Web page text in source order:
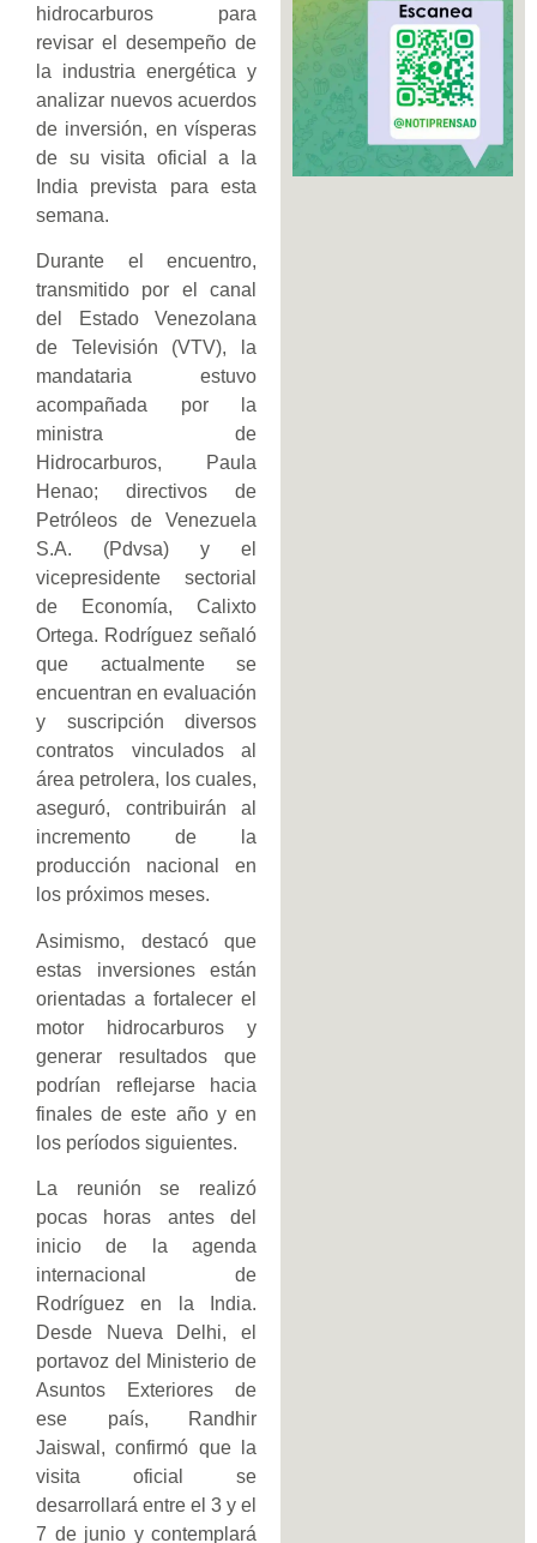
hidrocarburos para
revisar el desempeño de
la industria energética y
analizar nuevos acuerdos
de inversión, en vísperas
de su visita oficial a la
India prevista para esta
semana.
Durante el encuentro,
transmitido por el canal
del Estado Venezolana
de Televisión (VTV), la
mandataria estuvo
acompañada por la
ministra de
Hidrocarburos, Paula
Henao; directivos de
Petróleos de Venezuela
S.A. (Pdvsa) y el
vicepresidente sectorial
de Economía, Calixto
Ortega. Rodríguez señaló
que actualmente se
encuentran en evaluación
y suscripción diversos
contratos vinculados al
área petrolera, los cuales,
aseguró, contribuirán al
incremento de la
producción nacional en
los próximos meses.
Asimismo, destacó que
estas inversiones están
orientadas a fortalecer el
motor hidrocarburos y
generar resultados que
podrían reflejarse hacia
finales de este año y en
los períodos siguientes.
La reunión se realizó
pocas horas antes del
inicio de la agenda
internacional de
Rodríguez en la India.
Desde Nueva Delhi, el
portavoz del Ministerio de
Asuntos Exteriores de
ese país, Randhir
Jaiswal, confirmó que la
visita oficial se
desarrollará entre el 3 y el
7 de junio y contemplará